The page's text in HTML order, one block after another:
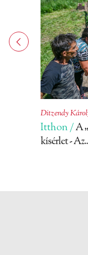
Ditzendy
Itthon /A
kísérlet -